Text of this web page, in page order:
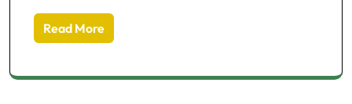
Read More